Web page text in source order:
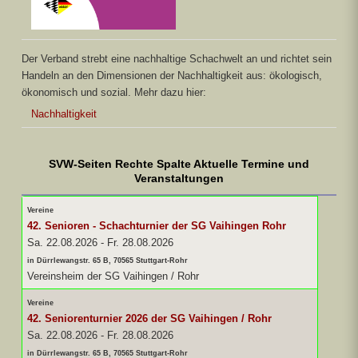
Der Verband strebt eine nachhaltige Schachwelt an und richtet sein
Handeln an den Dimensionen der Nachhaltigkeit aus: ökologisch,
ökonomisch und sozial. Mehr dazu hier:
Nachhaltigkeit
SVW-Seiten Rechte Spalte Aktuelle Termine und
Veranstaltungen
Vereine
42. Senioren - Schachturnier der SG Vaihingen Rohr
Sa. 22.08.2026 - Fr. 28.08.2026
in Dürrlewangstr. 65 B, 70565 Stuttgart-Rohr
Vereinsheim der SG Vaihingen / Rohr
Vereine
42. Seniorenturnier 2026 der SG Vaihingen / Rohr
Sa. 22.08.2026 - Fr. 28.08.2026
in Dürrlewangstr. 65 B, 70565 Stuttgart-Rohr